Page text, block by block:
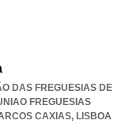
DAS FREGUESIAS DE
FREGUESIAS
CAXIAS, LISBOA